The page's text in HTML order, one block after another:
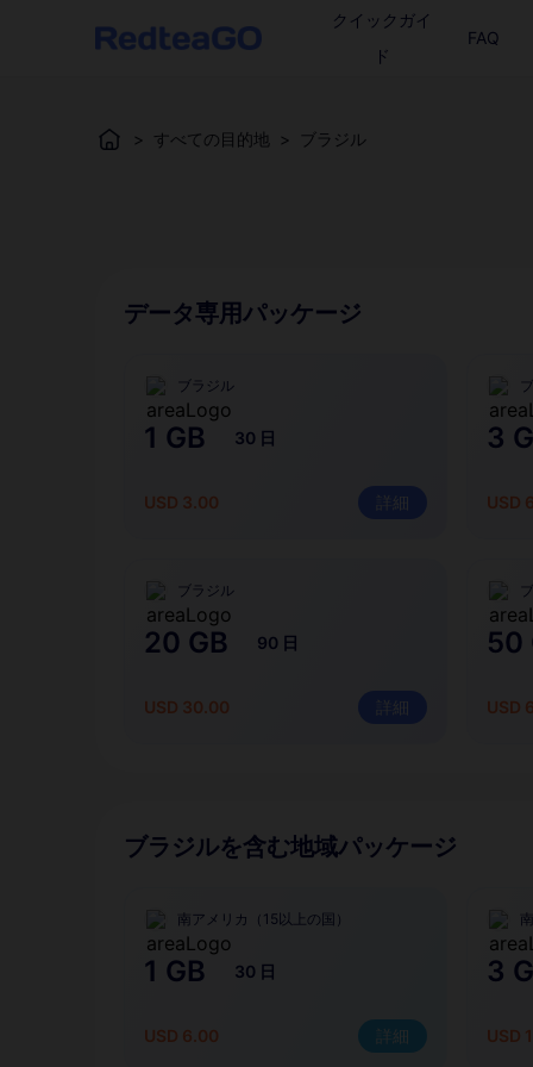
クイックガイ
ド
FAQ
> すべての目的地 > ブラジル
データ専用パッケージ
ブラジル
1 GB 30 日
USD 3.00 詳細
3
USD
ブラジル
20 GB 90 日
USD 30.00 詳細
50
USD
ブラジルを含む地域パッケージ
南アメリカ（15以上の国）
1 GB 30 日
USD 6.00 詳細
3
USD